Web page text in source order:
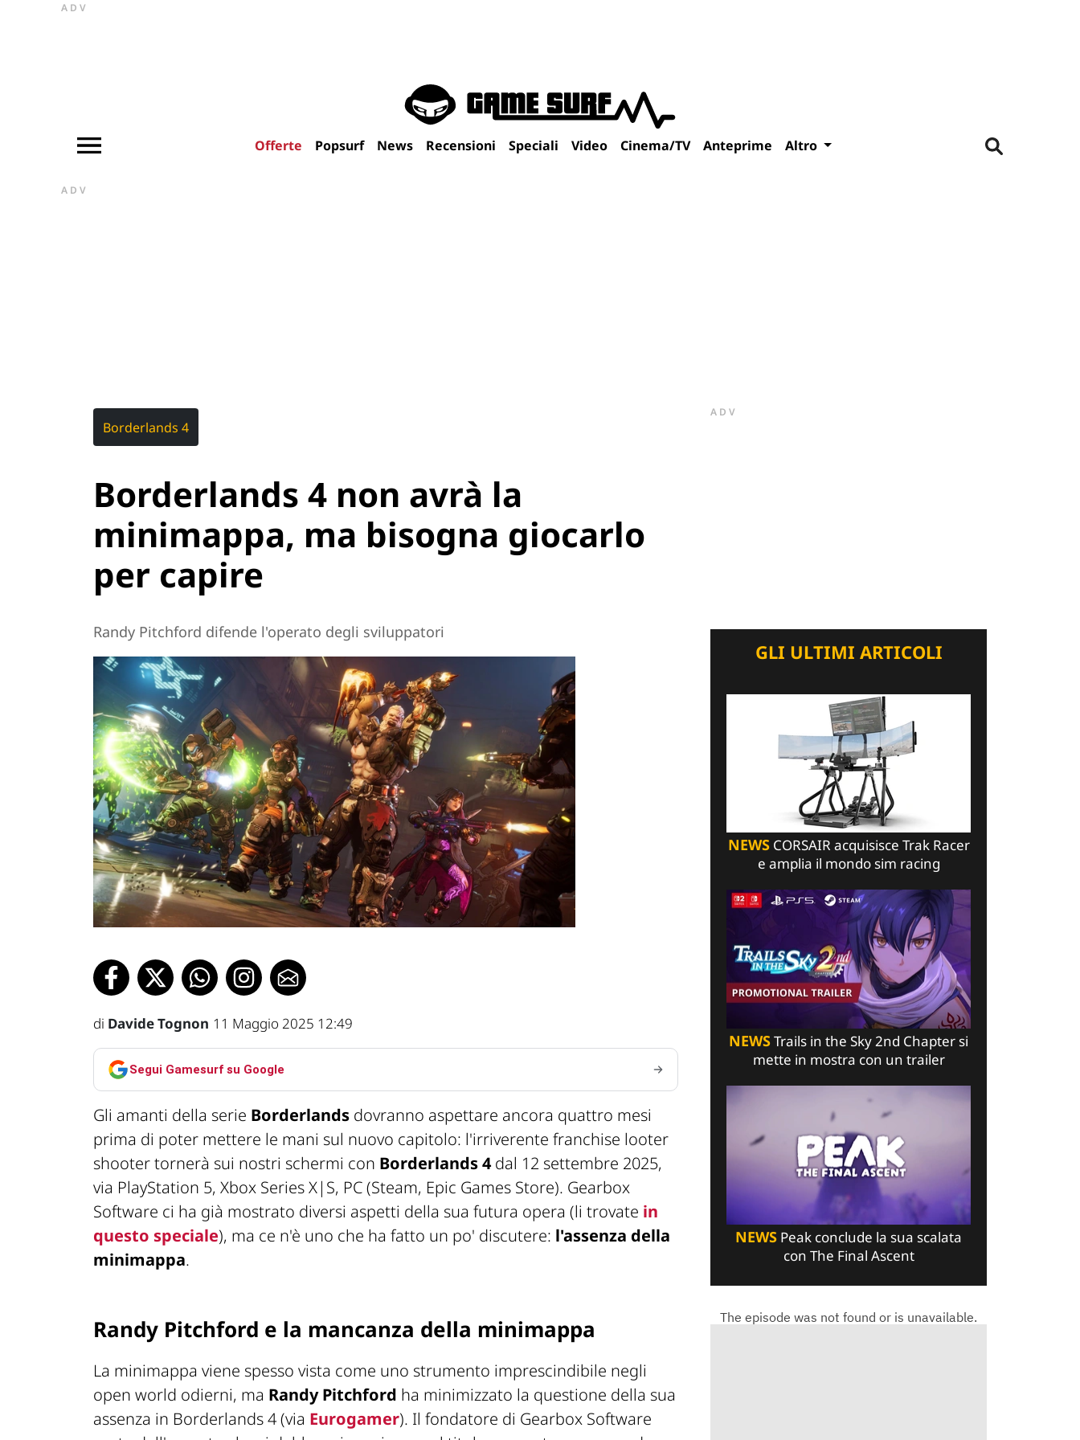
ADV
Offerte Popsurf News Recensioni Speciali Video Cinema/TV Anteprime Altro
ADV
Borderlands 4
Borderlands 4 non avrà la
minimappa, ma bisogna giocarlo
per capire
Randy Pitchford difende l'operato degli sviluppatori
di Davide Tognon 11 Maggio 2025 12:49
Segui Gamesurf su Google
Gli amanti della serie Borderlands dovranno aspettare ancora quattro mesi
prima di poter mettere le mani sul nuovo capitolo: l'irriverente franchise looter
shooter tornerà sui nostri schermi con Borderlands 4dal 12 settembre 2025,
via PlayStation 5, Xbox Series X|S, PC (Steam, Epic Games Store). Gearbox
Software ci ha già mostrato diversi aspetti della sua futura opera (li trovate in
questo speciale), ma ce n'è uno che ha fatto un po' discutere: l'assenza della
minimappa.
Randy Pitchford e la mancanza della minimappa
La minimappa viene spesso vista come uno strumento imprescindibile negli
open world odierni, ma Randy Pitchford ha minimizzato la questione della sua
assenza in Borderlands 4 (via Eurogamer). Il fondatore di Gearbox Software
ADV
GLI ULTIMI ARTICOLI
NEWSCORSAIR acquisisce Trak Racer
e amplia il mondo sim racing
NEWSTrails in the Sky 2nd Chapter si
mette in mostra con un trailer
NEWS Peak conclude la sua scalata
con The Final Ascent